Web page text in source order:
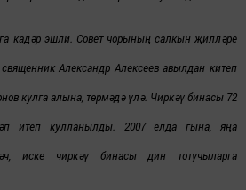
кадәр эшли. Совет чорының салкын җилләре
Александр Алексеев авылдан китеп
кулга алына, төрмәдә үлә. Чиркәү бинасы 72
итеп кулланылды. 2007 елда гына, яңа
иске чиркәү бинасы дин тотучыларга